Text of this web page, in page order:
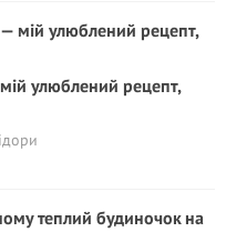
улюблений рецепт,